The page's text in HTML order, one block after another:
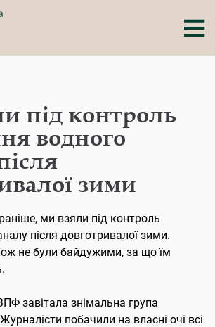
під контроль
водного
зими
ми взяли під контроль
після довготривалої зими.
не були байдужими, за що їм
завітала знімальна група
побачили на власні очі всі